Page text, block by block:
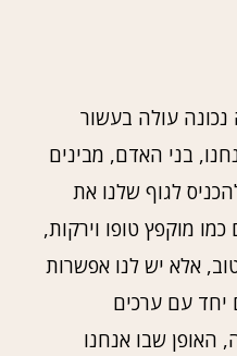
נכונה עולה בעשור
בני האדם, מבינים
לגוף שלנו את
מוקפץ טופו וירקות,
אלא יש לנו אפשרות
עם ערכים
האופן שבו אנחנו